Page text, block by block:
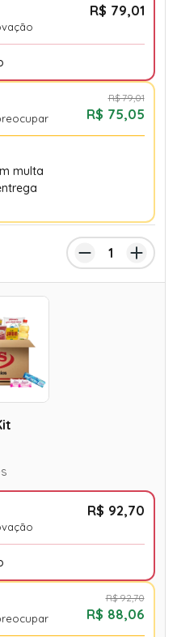
R$ 79,01
R$ 79,01
R$ 75,05
multa
R$ 92,70
R$ 92,70
R$ 88,06